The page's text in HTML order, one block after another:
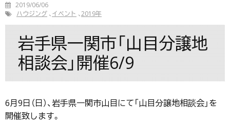
2019/06/06
ハウジング イベント 2019年
岩手県一関市「山目分譲地
相談会」開催6/9
6月9日（日）、岩手県一関市山目にて「山目分譲地相談会」を
開催致します。